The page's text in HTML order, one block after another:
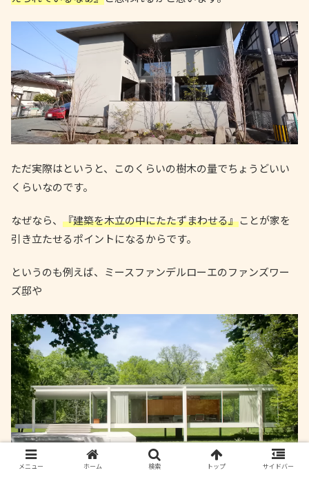
ただ実際はというと、このくらいの樹木の量でちょうどいい
くらいなのです。
なぜなら、 『建築を木立の中にたたずまわせる』ことが家を
引き立たせるポイントになるからです。
というのも例えば、ミースファンデルローエのファンズワー
ズ邸や
メニュー ホーム 検索 トップ サイドバー